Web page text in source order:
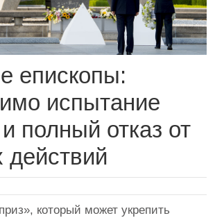
епископы:
испытание
полный отказ от
действий
который может укрепить